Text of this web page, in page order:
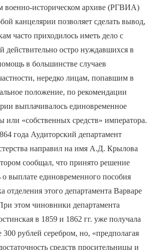
военно-историческом архиве (РГВИА)
канцелярии позволяет сделать вывод,
часто приходилось иметь дело с
действительно остро нуждавшихся в
в большинстве случаев
нередко лицам, попавшим в
положение, по рекомендации
выплачивалось единовременное
или «собственных средств» императора.
года Аудиторский департамент
направил на имя А.Д. Крылова
сообщал, что принято решение
о выплате единовременного пособия
отделения этого департамента Варваре
этом чиновники департамента
в 1859 и 1862 гг. уже получала
рублей серебром, но, «предполагая
средств просительницы и